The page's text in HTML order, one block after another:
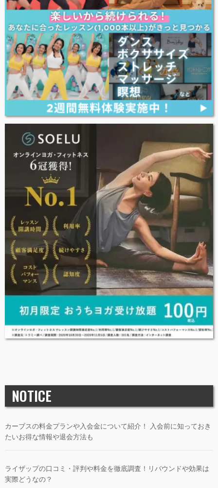
NOTICE
カーブスの料金プランや入会金について紹介！ 入会前に知っておき
たいお得な情報や退会方法も
ライザップの口コミ・評判や料金を徹底調査！リバウンドや効果は
実際どうなの？